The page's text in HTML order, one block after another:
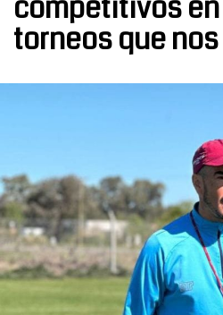
competitivos
torneos que